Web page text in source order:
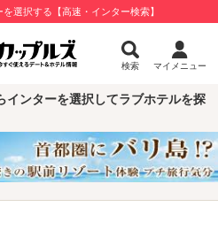
選択する【高速・インター検索】
検索 マイメニュー
インターを選択してラブホテルを探